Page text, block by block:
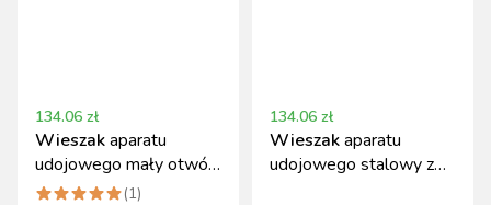
134.06 zł
Wieszakaparatu
udojowego mały otwór
stal nierdzewna
(1)
134.06 zł
Wieszakaparatu
udojowego stalowy z